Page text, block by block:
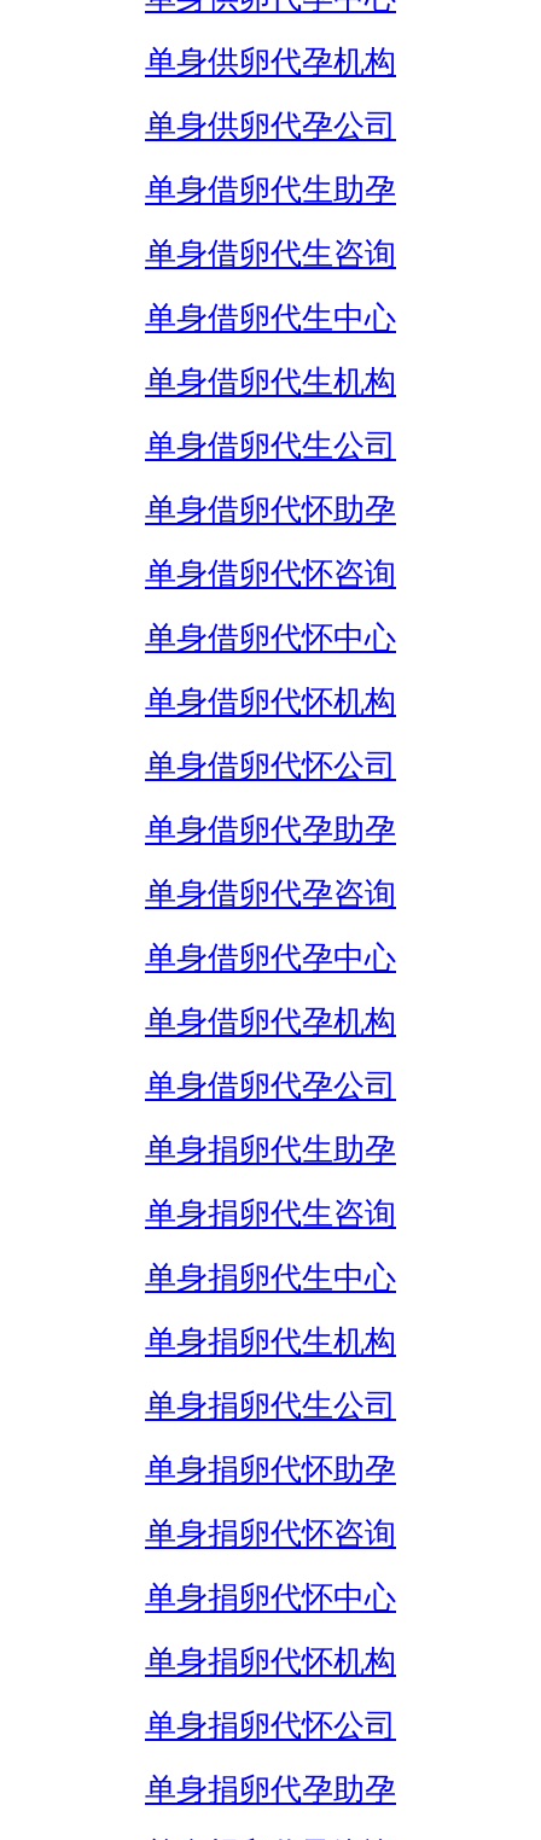
单身供卵代孕机构
单身供卵代孕公司
单身借卵代生助孕
单身借卵代生咨询
单身借卵代生中心
单身借卵代生机构
单身借卵代生公司
单身借卵代怀助孕
单身借卵代怀咨询
单身借卵代怀中心
单身借卵代怀机构
单身借卵代怀公司
单身借卵代孕助孕
单身借卵代孕咨询
单身借卵代孕中心
单身借卵代孕机构
单身借卵代孕公司
单身捐卵代生助孕
单身捐卵代生咨询
单身捐卵代生中心
单身捐卵代生机构
单身捐卵代生公司
单身捐卵代怀助孕
单身捐卵代怀咨询
单身捐卵代怀中心
单身捐卵代怀机构
单身捐卵代怀公司
单身捐卵代孕助孕